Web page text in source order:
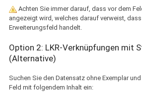
Achten Sie immer darauf, dass vor dem
angezeigt wird, welches darauf verweist,
Erweiterungsfeld handelt.
Option 2: LKR-Verknüpfungen mit
(Alternative)
Suchen Sie den Datensatz ohne Exemplar
Feld mit folgendem Inhalt ein: